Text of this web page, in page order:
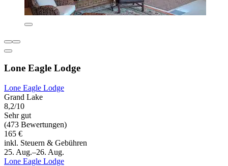
Lone Eagle Lodge
Lone Eagle Lodge
Grand Lake
8,2/10
Sehr gut
(473 Bewertungen)
165 €
inkl. Steuern & Gebühren
25. Aug.–26. Aug.
Lone Eagle Lodge